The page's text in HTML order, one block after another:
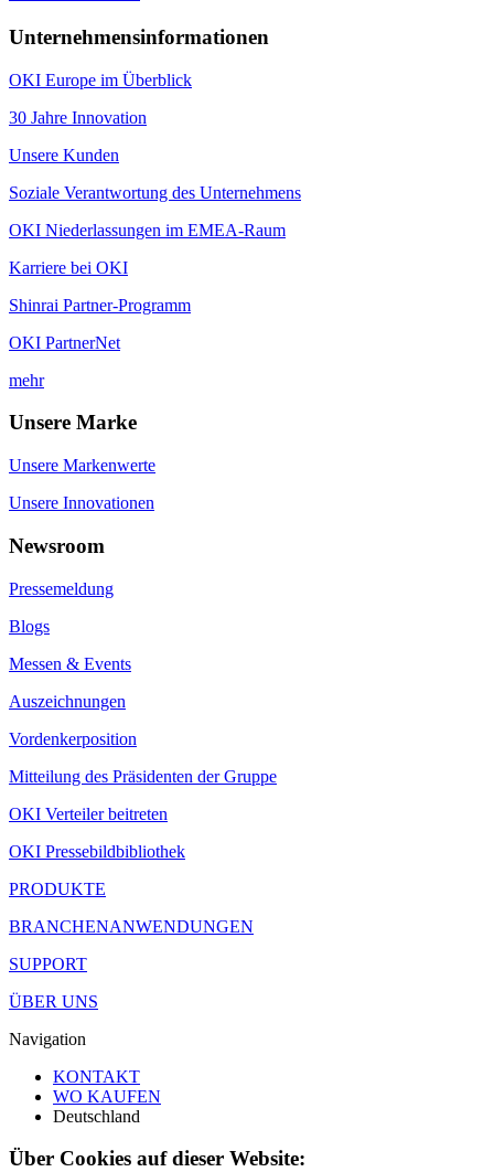
Unternehmensinformationen
OKI Europe im Überblick
30 Jahre Innovation
Unsere Kunden
Soziale Verantwortung des Unternehmens
OKI Niederlassungen im EMEA-Raum
Karriere bei OKI
Shinrai Partner-Programm
OKI PartnerNet
mehr
Unsere Marke
Unsere Markenwerte
Unsere Innovationen
Newsroom
Pressemeldung
Blogs
Messen & Events
Auszeichnungen
Vordenkerposition
Mitteilung des Präsidenten der Gruppe
OKI Verteiler beitreten
OKI Pressebildbibliothek
PRODUKTE
BRANCHENANWENDUNGEN
SUPPORT
ÜBER UNS
Navigation
KONTAKT
WO KAUFEN
Deutschland
Über Cookies auf dieser Website: